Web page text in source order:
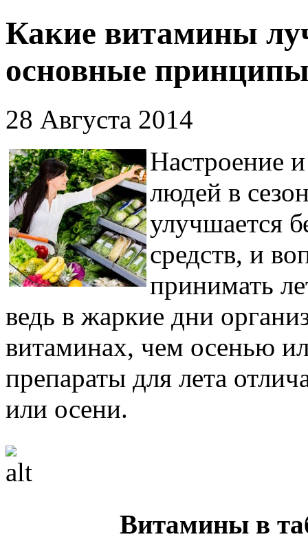
Какие витамины
основные
28 Августа 2014
Настроение
людей в
улучшается
средств, и
принимать
ведь в жаркие дни
витаминах, чем осенью
препараты для лета
или осени.
Витамины в